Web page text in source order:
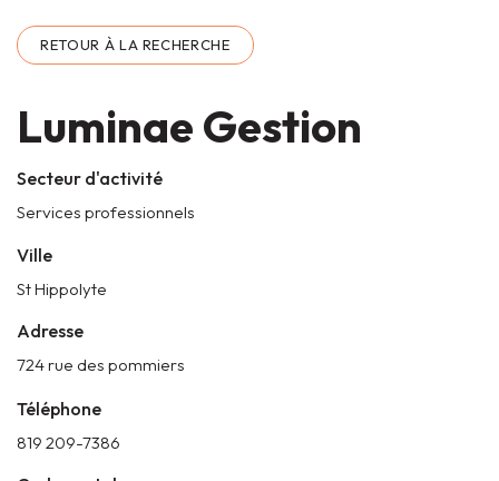
RETOUR À LA RECHERCHE
Luminae Gestion
Secteur d'activité
Services professionnels
Ville
St Hippolyte
Adresse
724 rue des pommiers
Téléphone
819 209-7386